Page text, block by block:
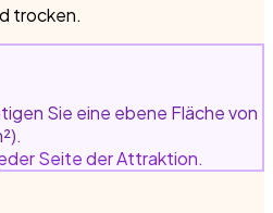
trocken.
Sie eine ebene Fläche von
Seite der Attraktion.